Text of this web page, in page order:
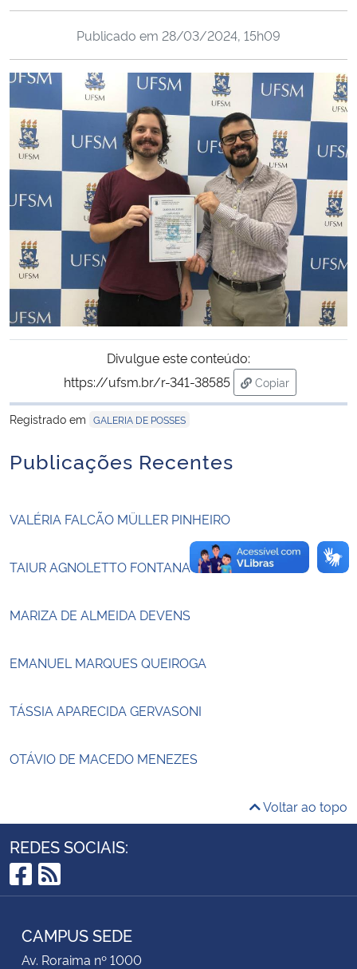
Ministério da Cidadania
Ministério de Minas e Energia
Ministério da Ciência, Tecnologia, Inovações e Comunicações
Ministério do Meio Ambiente
Ministério do Turismo
Ministério do Desenvolvimento Regional
Controladoria-Geral da União
Ministério da Mulher, da Família e dos Direitos Humanos
Advocacia-Geral da União
Banco Central do Brasil
Publicado em 28/03/2024, 15h09
Divulgue este conteúdo:
https://ufsm.br/r-341-38585
Copiar
para área de
Registrado em GALERIA DE POSSES
Publicações Recentes
VALÉRIA FALCÃO MÜLLER PINHEIRO
TAIUR AGNOLETTO FONTANA
MARIZA DE ALMEIDA DEVENS
EMANUEL MARQUES QUEIROGA
TÁSSIA APARECIDA GERVASONI
OTÁVIO DE MACEDO MENEZES
Voltar ao topo
REDES SOCIAIS:
Facebook
RSS
CAMPUS SEDE
Av. Roraima nº 1000